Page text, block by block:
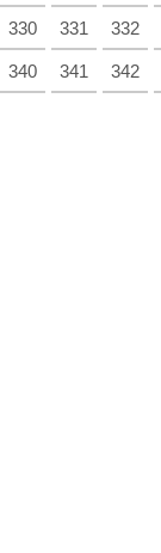
330 331 332
340 341 342